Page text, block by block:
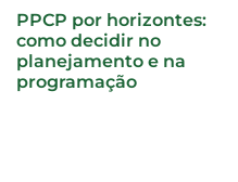
PPCP por horizontes:
como decidir no
planejamento e na
programação